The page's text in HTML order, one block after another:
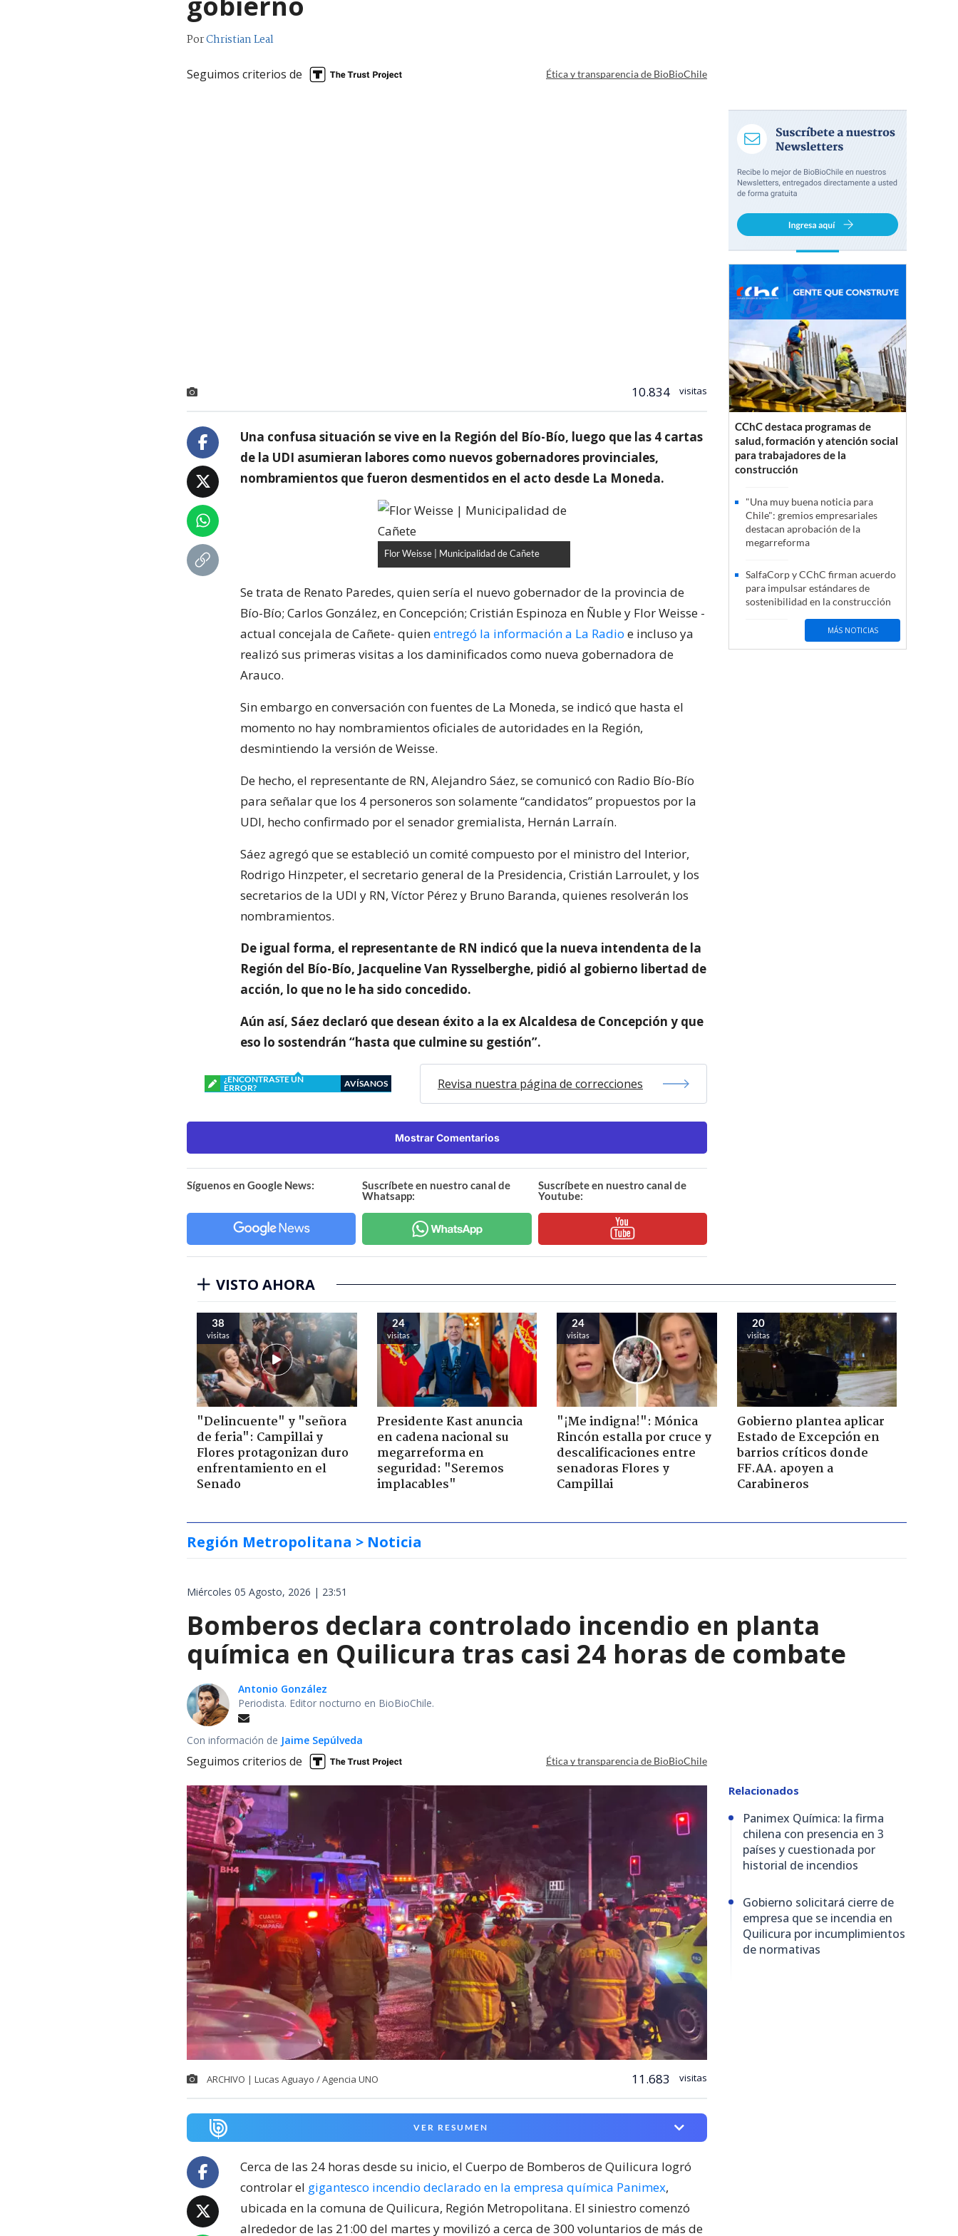
PorChristian Leal
Seguimos criterios de Ética y transparencia de BioBioChile
10.834 visitas
Una confusa situación se vive en la Región del Bío-Bío, luego que las 4 cartas
de la UDI asumieran labores como nuevos gobernadores provinciales,
nombramientos que fueron desmentidos en el acto desde La Moneda.
Flor Weisse | Municipalidad de Cañete
Se trata de Renato Paredes, quien sería el nuevo gobernador de la provincia de
Bío-Bío; Carlos González, en Concepción; Cristián Espinoza en Ñuble y Flor Weisse -
actual concejala de Cañete- quienentregó la información a La Radio e incluso ya
realizó sus primeras visitas a los daminificados como nueva gobernadora de
Arauco.
Sin embargo en conversación con fuentes de La Moneda, se indicó que hasta el
momento no hay nombramientos oficiales de autoridades en la Región,
desmintiendo la versión de Weisse.
De hecho, el representante de RN, Alejandro Sáez, se comunicó con Radio Bío-Bío
para señalar que los 4 personeros son solamente “candidatos” propuestos por la
UDI, hecho confirmado por el senador gremialista, Hernán Larraín.
Sáez agregó que se estableció un comité compuesto por el ministro del Interior,
Rodrigo Hinzpeter, el secretario general de la Presidencia, Cristián Larroulet, y los
secretarios de la UDI y RN, Víctor Pérez y Bruno Baranda, quienes resolverán los
nombramientos.
De igual forma, el representante de RN indicó que la nueva intendenta de la
Región del Bío-Bío, Jacqueline Van Rysselberghe, pidió al gobierno libertad de
acción, lo que no le ha sido concedido.
Aún así, Sáez declaró que desean éxito a la ex Alcaldesa de Concepción y que
eso lo sostendrán “hasta que culmine su gestión”.
¿ENCONTRASTE UN
ERROR?
AVÍSANOS Revisa nuestra página de correcciones
Mostrar Comentarios
Síguenos en Google News:
Suscríbete en nuestro canal de
Whatsapp:
Suscríbete en nuestro canal de
Youtube:
CChC destaca programas de
salud, formación y atención social
para trabajadores de la
construcción
"Una muy buena noticia para
Chile": gremios empresariales
destacan aprobación de la
megarreforma
SalfaCorp y CChC firman acuerdo
para impulsar estándares de
sostenibilidad en la construcción
MÁS NOTICIAS
VISTO AHORA
38
visitas
"Delincuente" y "señora
de feria": Campillai y
Flores protagonizan duro
enfrentamiento en el
Senado
24
visitas
Presidente Kast anuncia
en cadena nacional su
megarreforma en
seguridad: "Seremos
implacables"
24
visitas
"¡Me indigna!": Mónica
Rincón estalla por cruce y
descalificaciones entre
senadoras Flores y
Campillai
20
visitas
Gobierno plantea aplicar
Estado de Excepción en
barrios críticos donde
FF.AA. apoyen a
Carabineros
Región Metropolitana > Noticia
Miércoles 05 Agosto, 2026 | 23:51
Bomberos declara controlado incendio en planta
química en Quilicura tras casi 24 horas de combate
Antonio González
Periodista. Editor nocturno en BioBioChile.
Con información de Jaime Sepúlveda
Seguimos criterios de Ética y transparencia de BioBioChile
ARCHIVO | Lucas Aguayo / Agencia UNO 11.683 visitas
VER RESUMEN
Cerca de las 24 horas desde su inicio, el Cuerpo de Bomberos de Quilicura logró
controlar el gigantesco incendio declarado en la empresa química Panimex,
ubicada en la comuna de Quilicura, Región Metropolitana. El siniestro comenzó
alrededor de las 21:00 del martes y movilizó a cerca de 300 voluntarios de más de
Relacionados
Panimex Química: la firma
chilena con presencia en 3
países y cuestionada por
historial de incendios
Gobierno solicitará cierre de
empresa que se incendia en
Quilicura por incumplimientos
de normativas